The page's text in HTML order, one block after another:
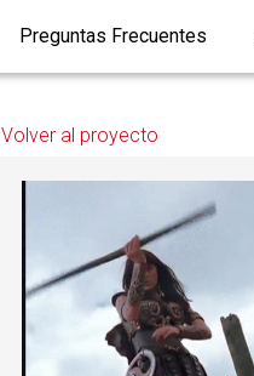
Preguntas Frecuentes
Volver al proyecto